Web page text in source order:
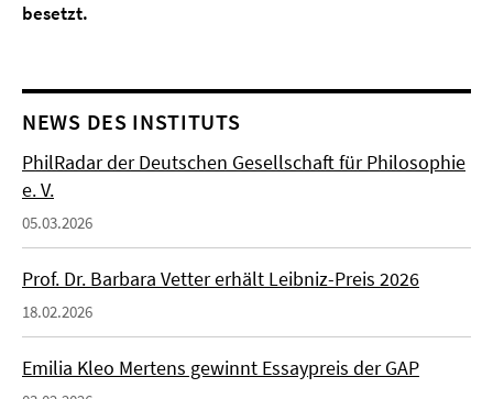
besetzt.
NEWS DES INSTITUTS
PhilRadar der Deutschen Gesellschaft für Philosophie
e. V.
05.03.2026
Prof. Dr. Barbara Vetter erhält Leibniz-Preis 2026
18.02.2026
Emilia Kleo Mertens gewinnt Essaypreis der GAP